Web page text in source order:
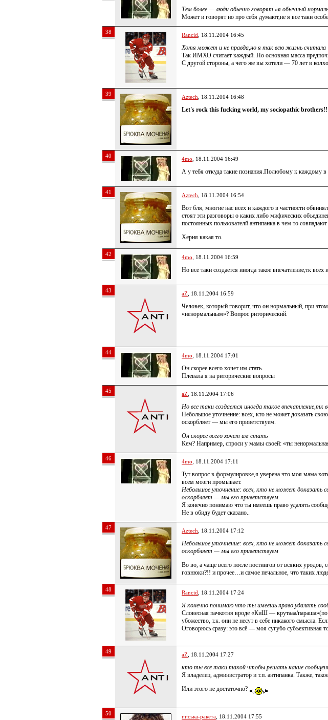
Тем более — люди обычно говорят «я обычный
Может и говорят но про себя думают,не я все таки
38 Rancid , 18.11.2004 16:45
Хотя может и не правда,но я так всю жизнь считала
Так ИМХО считает каждый. Но основная масса
С другой стороны, а чего же вы хотели — 70 лет в
39 Aztech , 18.11.2004 16:48
Let's rock this fucking world, my sociopathic
40 4mo , 18.11.2004 16:49
А у тебя откуда такие познания.Полюбому к каждому в
41 Aztech , 18.11.2004 16:54
Вот бля, многие нас всех и каждого в частности
стоят эти разговоры о каких либо мифических
постоянных пользователй антипанка в чем то
Херня какая то.
42 4mo , 18.11.2004 16:59
Но все таки создается иногда такое впечатление,тк
43 aZ , 18.11.2004 16:59
Человек, который говорит, что он нормальный, при
«ненормальным»? Вопрос риторический.
44 4mo , 18.11.2004 17:01
Он скорее всего хочет им стать.
Плевала я на риторические вопросы
45 aZ , 18.11.2004 17:06
Но все таки создается иногда такое впечатление,тк
Небольшое уточнение: всех, кто не может доказать
оскорбляет — мы его приветствуем.
Он скорее всего хочет им стать
Кем? Например, спроси у мамы своей: «ты
46 4mo , 18.11.2004 17:11
Тут вопрос в формулировке,я уверена что моя мама
всем мозги промывает.
Небольшое уточнение: всех, кто не может доказать
оскорбляет — мы его приветствуем.
Я конечно понимаю что ты имеешь право удалять
Не в обиду будет сказано..
47 Aztech , 18.11.2004 17:12
Небольшое уточнение: всех, кто не может доказать
оскорбляет — мы его приветствуем
Во во, а чаще всего после постингов от всяких
говнюки?!! и прочее…и самое печальное, что таких
48 Rancid , 18.11.2004 17:24
Я конечно понимаю что ты имеешь право удалять
Словесная пачкотня вроде «КиШ — крутааа/
убожество, т.к. они не несут в себе никакого смысла.
Оговорюсь сразу: это всё — моя сугубо субъективная
49 aZ , 18.11.2004 17:27
кто ты все таки такой чтобы решать какие
Я владелец, администратор и т.п. антипанка. Также,
Или этого не достаточно?
50 писька-ракета , 18.11.2004 17:55